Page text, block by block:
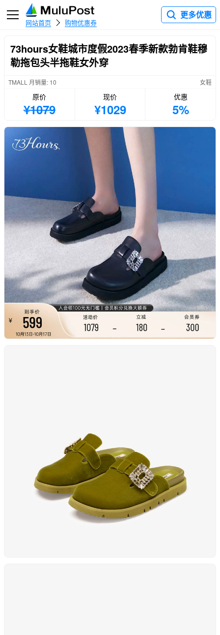
网站首页 购物优惠券
更多优惠
73hours女鞋城市度假2023春季新款勃肯鞋穆
勒拖包头半拖鞋女外穿
TMALL 月销量: 10 女鞋
原价
¥1079
现价
¥1029
优惠
5%